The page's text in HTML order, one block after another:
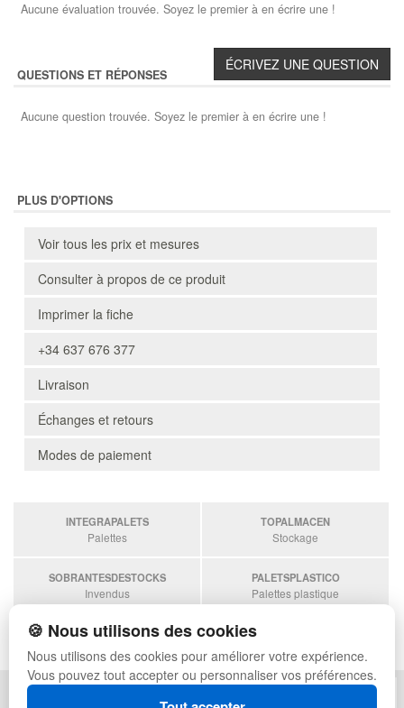
Aucune évaluation trouvée. Soyez le premier à en écrire une !
QUESTIONS ET RÉPONSES
Aucune question trouvée. Soyez le premier à en écrire une !
PLUS D'OPTIONS
Voir tous les prix et mesures
Consulter à propos de ce produit
Imprimer la fiche
+34 637 676 377
Livraison
Échanges et retours
Modes de paiement
INTEGRAPALETS
Palettes
TOPALMACEN
Stockage
SOBRANTESDESTOCKS
Invendus
PALETSPLASTICO
Palettes plastique
ESTANTERIASKIT
Estanterias
POLITIQUE DE CONFIDENTIALITÉ PLAN DU SITE
🍪 Nous utilisons des cookies
Nous utilisons des cookies pour améliorer votre expérience.
Vous pouvez tout accepter ou personnaliser vos préférences.